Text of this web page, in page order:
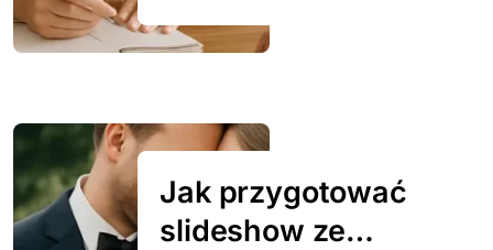
Jak przygotować
slideshow ze